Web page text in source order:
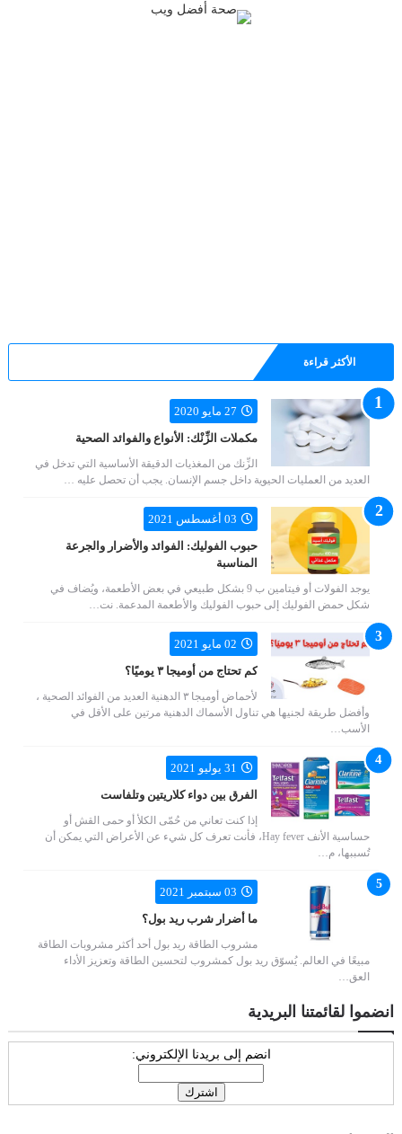
الأكثر قراءة
27 مايو 2020
مكملات الزِّنْك: الأنواع والفوائد الصحية
الزِّنك من المغذيات الدقيقة الأساسية التي تدخل في
العديد من العمليات الحيوية داخل جسم الإنسان. يجب أن تحصل عليه …
03 أغسطس 2021
حبوب الفوليك: الفوائد والأضرار والجرعة
المناسبة
يوجد الفولات أو فيتامين ب 9 بشكل طبيعي في بعض الأطعمة، ويُضاف في
شكل حمض الفوليك إلى حبوب الفوليك والأطعمة المدعمة. نت…
02 مايو 2021
كم تحتاج من أوميجا ٣ يوميًا؟
لأحماض أوميجا ٣ الدهنية العديد من الفوائد الصحية ،
وأفضل طريقة لجنيها هي تناول الأسماك الدهنية مرتين على الأقل في
الأسب…
31 يوليو 2021
الفرق بين دواء كلاريتين وتلفاست
إذا كنت تعاني من حُمّى الكلأ أو حمى القش أو
حساسية الأنف Hay fever، فأنت تعرف كل شيء عن الأعراض التي يمكن أن
تُسببها، م…
03 سبتمبر 2021
ما أضرار شرب ريد بول؟
مشروب الطاقة ريد بول أحد أكثر مشروبات الطاقة
مبيعًا في العالم. يُسوّق ريد بول كمشروب لتحسين الطاقة وتعزيز الأداء
العق…
انضموا لقائمتنا البريدية
انضم إلى بريدنا الإلكتروني: